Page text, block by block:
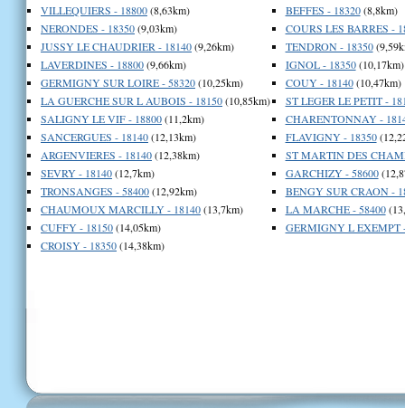
VILLEQUIERS - 18800(8,63km)
NERONDES - 18350(9,03km)
JUSSY LE CHAUDRIER - 18140(9,26km)
LAVERDINES - 18800(9,66km)
GERMIGNY SUR LOIRE - 58320(10,25km)
LA GUERCHE SUR L AUBOIS - 18150(10,85km)
SALIGNY LE VIF - 18800(11,2km)
SANCERGUES - 18140(12,13km)
ARGENVIERES - 18140(12,38km)
SEVRY - 18140(12,7km)
TRONSANGES - 58400(12,92km)
CHAUMOUX MARCILLY - 18140(13,7km)
CUFFY - 18150(14,05km)
CROISY - 18350(14,38km)
BEFFES - 18320(8,8km)
COURS LES BARRES -
TENDRON - 18350
IGNOL - 18350(10,17km)
COUY - 18140(10,47km)
ST LEGER LE PETIT -
CHARENTONNAY -
FLAVIGNY - 18350
ST MARTIN DES
GARCHIZY - 58600
BENGY SUR CRAON -
LA MARCHE - 58400
GERMIGNY L EXEMPT